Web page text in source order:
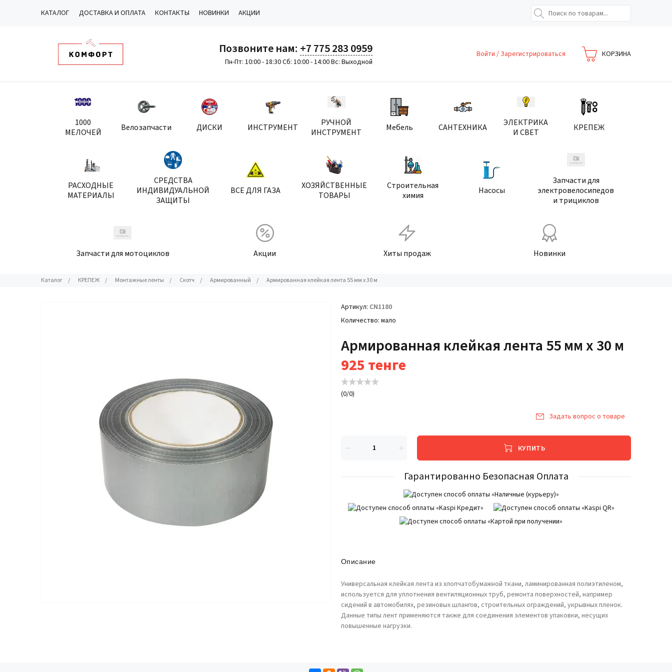
КАТАЛОГ ДОСТАВКА И ОПЛАТА КОНТАКТЫ НОВИНКИ АКЦИИ
Позвоните нам: +7 775 283 0959
Пн-Пт: 10:00 - 18:30 Сб: 10:00 - 14:00 Вс: Выходной
Войти / Зарегистрироваться КОРЗИНА
1000
МЕЛОЧЕЙ
Велозапчасти ДИСКИ ИНСТРУМЕНТ
РУЧНОЙ
ИНСТРУМЕНТ
Мебель САНТЕХНИКА
ЭЛЕКТРИКА
И СВЕТ
КРЕПЕЖ
РАСХОДНЫЕ
МАТЕРИАЛЫ
СРЕДСТВА
ИНДИВИДУАЛЬНОЙ
ЗАЩИТЫ
ВСЕ ДЛЯ ГАЗА
ХОЗЯЙСТВЕННЫЕ
ТОВАРЫ
Строительная
химия
Насосы
Запчасти для
электровелосипедов
и трициклов
Запчасти для мотоциклов Акции Хиты продаж Новинки
Каталог / КРЕПЕЖ / Монтажные ленты / Скотч / Армированный / Армированная клейкая лента 55 мм х 30 м
Артикул CN1180
Количество мало
Армированная клейкая лента 55 мм х 30 м
925 тенге
(0/0)
Задать вопрос о товаре
КУПИТЬ
Гарантированно Безопасная Оплата
Описание
Универсальная клейкая лента из хлопчатобумажной ткани, ламинированная полиэтиленом,
используется для уплотнения вентиляционных труб, ремонта поверхностей, например
сидений в автомобилях, резиновых шлангов, строительных ограждений, укрывных пленок.
Данные типы лент применяются также для соединения элементов упаковки, несущих
повышенные нагрузки.